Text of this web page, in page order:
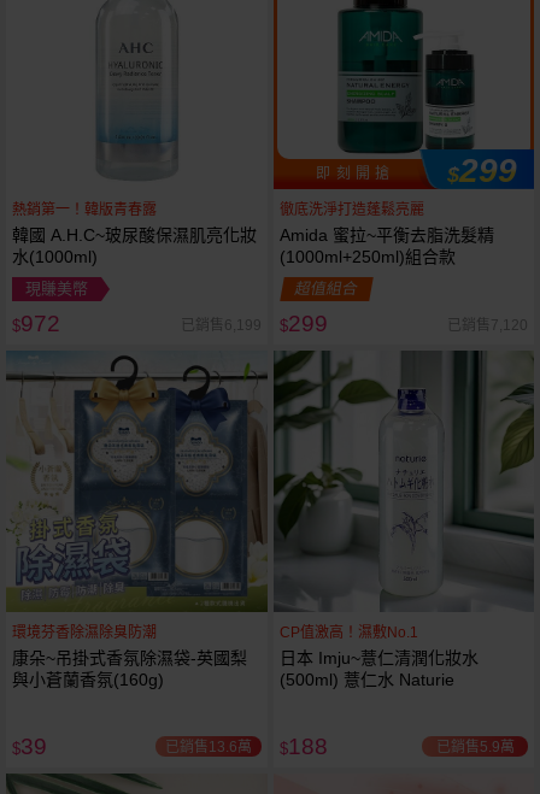
熱銷第一！韓版青春露
韓國 A.H.C~玻尿酸保濕肌亮化妝
水(1000ml)
現賺美幣
$972 已銷售6,199
即 刻 開 搶 $299
徹底洗淨打造蓬鬆亮麗
Amida 蜜拉~平衡去脂洗髮精
(1000ml+250ml)組合款
超值組合
$299 已銷售7,120
環境芬香除濕除臭防潮
康朵~吊掛式香氛除濕袋-英國梨
與小蒼蘭香氛(160g)
$39 已銷售13.6萬
CP值激高！濕敷No.1
日本 Imju~薏仁清潤化妝水
(500ml) 薏仁水 Naturie
$188 已銷售5.9萬